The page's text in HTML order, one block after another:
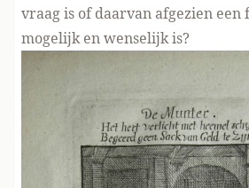
vraag is of daarvan afgezien een
mogelijk en wenselijk is?